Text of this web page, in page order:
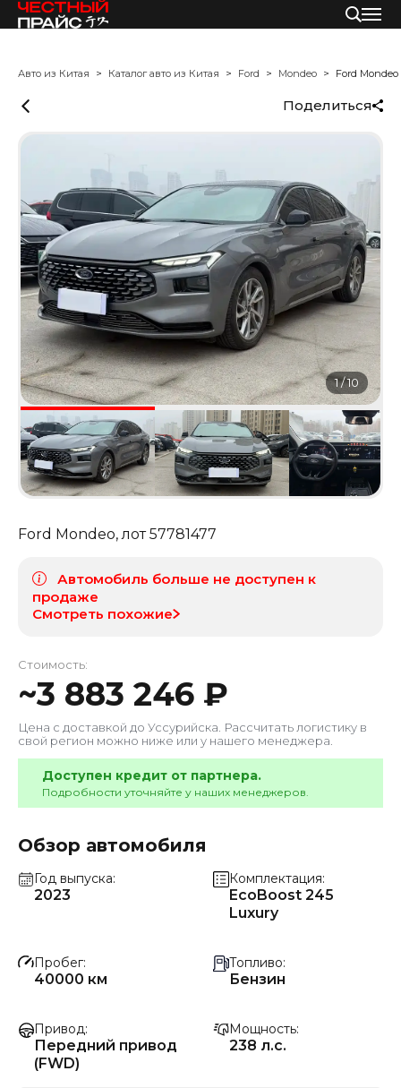
Авто из Китая Каталог авто из Китая Ford Mondeo Ford Mondeo
Поделиться
1/10
Ford Mondeo, лот57781477
Автомобиль больше не доступен к
продаже
Смотреть похожие
Стоимость:
~3 883 246 ₽
Цена с доставкой до Уссурийска . Рассчитать логистику в
свой регион можно ниже или у нашего менеджера.
Доступен кредит от партнера.
Подробности уточняйте у наших менеджеров.
Обзор автомобиля
Год выпуска
2023
Комплектация
EcoBoost 245
Luxury
Пробег
40000 км
Топливо
Бензин
Привод
Передний привод
(FWD)
Мощность
238 л.с.